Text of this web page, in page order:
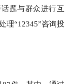
题与群众进行互
理“12345”咨询投